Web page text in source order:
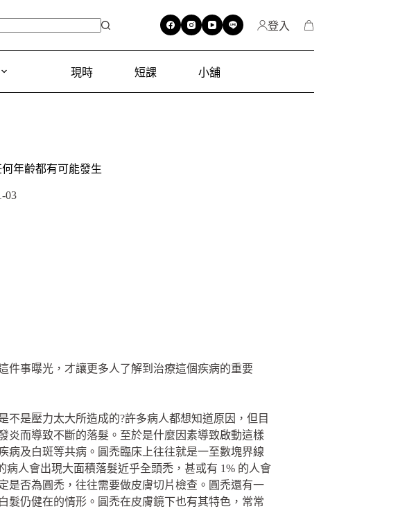
登入
現時 短課 小舖
年齡都有可能發生
03
件事曝光，才讓更多人了解到治療這個疾病的重要
是壓力太大所造成的?許多病人都想知道原因，但目
炎而導致不斷的落髮。至於是什麼因素導致啟動這樣
病及白斑等共病。圓禿臨床上往往就是一至數塊界線
人會出現大面積落髮近乎全頭禿，甚或有 1% 的人會
是否為圓禿，往往需要做皮膚切片檢查。圓禿還有一
髮仍健在的情形。圓禿在皮膚鏡下也有其特色，常常